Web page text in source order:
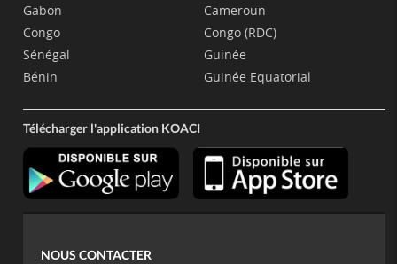
Gabon
Congo
Sénégal
Bénin
Cameroun
Congo (RDC)
Guinée
Guinée Equatorial
Télécharger l'application KOACI
NOUS CONTACTER